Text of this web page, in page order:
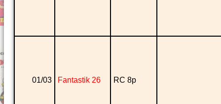
01/03 Fantastik 26 RC 8p